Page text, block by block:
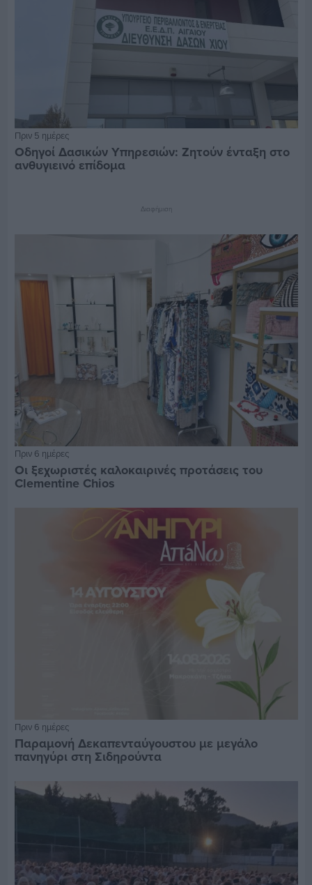
Πριν 5 ημέρες
Οδηγοί Δασικών Υπηρεσιών: Ζητούν ένταξη στο
ανθυγιεινό επίδομα
Διαφήμιση
Πριν 6 ημέρες
Οι ξεχωριστές καλοκαιρινές προτάσεις του
Clementine Chios
Πριν 6 ημέρες
Παραμονή Δεκαπενταύγουστου με μεγάλο
πανηγύρι στη Σιδηρούντα